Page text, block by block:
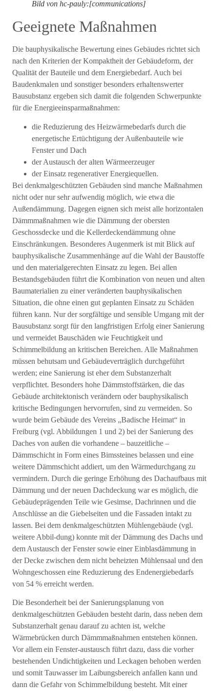
Bild von hc-pauly:[communications]
Geeignete Maßnahmen
Die bauphysikalische Bewertung eines Gebäudes richtet sich
nach den Kriterien der Kompaktheit der Gebäudeform, der
Qualität der Bauteile und dem Energiebedarf. Auch bei
Baudenkmalen und sonstiger besonders erhaltenswerter
Bausubstanz ergeben sich damit die folgenden Schwerpunkte
für die Energieeinsparmaßnahmen:
die Reduzierung des Heizwärmebedarfs durch die
energetische Ertüchtigung der Außenbauteile wie
Fenster und Dach
der Austausch der alten Wärmeerzeuger
der Einsatz regenerativer Energiequellen.
Bei denkmalgeschützten Gebäuden sind manche Maßnahmen
nicht oder nur sehr aufwendig möglich, wie etwa die
Außendämmung. Dagegen eignen sich meist alle horizontalen
Dämmmaßnahmen wie die Dämmung der obersten
Geschossdecke und die Kellerdeckendämmung ohne
Einschränkungen. Besonderes Augenmerk ist mit Blick auf
bauphysikalische Zusammenhänge auf die Wahl der Baustoffe
und den materialgerechten Einsatz zu legen. Bei allen
Bestandsgebäuden führt die Kombination von neuen und alten
Baumaterialien zu einer veränderten bauphysikalischen
Situation, die ohne einen gut geplanten Einsatz zu Schäden
führen kann. Nur der sorgfältige und sensible Umgang mit der
Bausubstanz sorgt für den langfristigen Erfolg einer Sanierung
und vermeidet Bauschäden wie Feuchtigkeit und
Schimmelbildung an kritischen Bereichen. Alle Maßnahmen
müssen behutsam und Gebäudeverträglich durchgeführt
werden; eine Sanierung ist eher dem Substanzerhalt
verpflichtet. Besonders hohe Dämmstoffstärken, die das
Gebäude architektonisch verändern oder bauphysikalisch
kritische Bedingungen hervorrufen, sind zu vermeiden. So
wurde beim Gebäude des Vereins „Badische Heimat“ in
Freiburg (vgl. Abbildungen 1 und 2) bei der Sanierung des
Daches von außen die vorhandene – bauzeitliche –
Dämmschicht in Form eines Bimssteines belassen und eine
weitere Dämmschicht addiert, um den Wärmedurchgang zu
vermindern. Durch die geringe Erhöhung des Dachaufbaus mit
Dämmung und der neuen Dachdeckung war es möglich, die
Gebäudeprägenden Teile wie Gesimse, Dachrinnen und die
Anschlüsse an die Giebelseiten und die Fassaden intakt zu
lassen. Bei dem denkmalgeschützten Mühlengebäude (vgl.
weitere Abbil-dung) konnte mit der Dämmung des Dachs und
dem Austausch der Fenster sowie einer Einblasdämmung in
der Decke zwischen dem nicht beheizten Mühlensaal und den
Wohngeschossen eine Reduzierung des Endenergiebedarfs
von 54 % erreicht werden.
Die Besonderheit bei der Sanierungsplanung von
denkmalgeschützten Gebäuden besteht darin, dass neben dem
Substanzerhalt genau darauf zu achten ist, welche
Wärmebrücken durch Dämmmaßnahmen entstehen können.
Vor allem ein Fenster-austausch führt dazu, dass die vorher
bestehenden Undichtigkeiten und Leckagen behoben werden
und somit Tauwasser im Laibungsbereich anfallen kann und
dann die Gefahr von Schimmelbildung besteht. Mit einer